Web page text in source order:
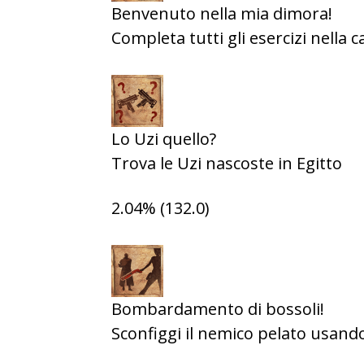
Benvenuto nella mia dimora!
Completa tutti gli esercizi nella
Lo Uzi quello?
Trova le Uzi nascoste in Egitto
2.04% (132.0)
Bombardamento di bossoli!
Sconfiggi il nemico pelato